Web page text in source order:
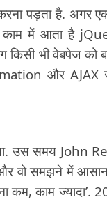
पड़ता है. अगर
काम में आता है
किसी भी वेबपेज को
और AJAX
उस समय John
वो समझने में आसान
काम ज्यादा’.